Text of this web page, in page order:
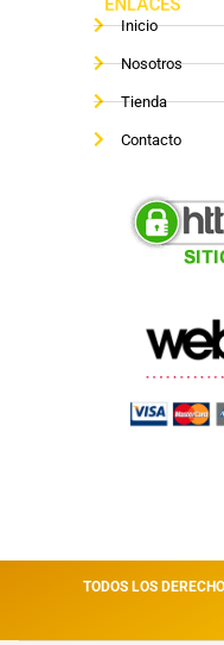
Inicio
Nosotros
Tienda
Contacto
TODOS LOS